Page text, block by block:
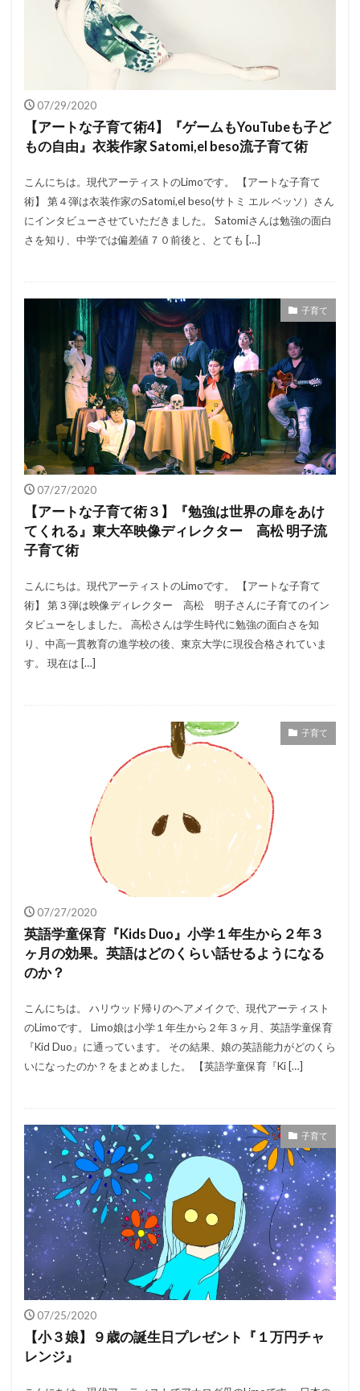
07/29/2020
【アートな子育て術4】『ゲームもYouTubeも子ど
もの自由』衣装作家 Satomi,el beso流子育て術
こんにちは。現代アーティストのLimoです。 【アートな子育て
術】 第４弾は衣装作家のSatomi,el beso(サトミ エル ベッソ）さん
にインタビューさせていただきました。 Satomiさんは勉強の面白
さを知り、中学では偏差値７０前後と、とても […]
子育て
07/27/2020
【アートな子育て術３】『勉強は世界の扉をあけ
てくれる』東大卒映像ディレクター 高松 明子流
子育て術
こんにちは。現代アーティストのLimoです。 【アートな子育て
術】 第３弾は映像ディレクター 高松 明子さんに子育てのイン
タビューをしました。 高松さんは学生時代に勉強の面白さを知
り、中高一貫教育の進学校の後、東京大学に現役合格されていま
す。 現在は […]
子育て
07/27/2020
英語学童保育『Kids Duo』小学１年生から２年３
ヶ月の効果。英語はどのくらい話せるようになる
のか？
こんにちは。 ハリウッド帰りのヘアメイクで、現代アーティスト
のLimoです。 Limo娘は小学１年生から２年３ヶ月、英語学童保育
『Kid Duo』に通っています。 その結果、娘の英語能力がどのくら
いになったのか？をまとめました。 【英語学童保育『Ki […]
子育て
07/25/2020
【小３娘】９歳の誕生日プレゼント『１万円チャ
レンジ』